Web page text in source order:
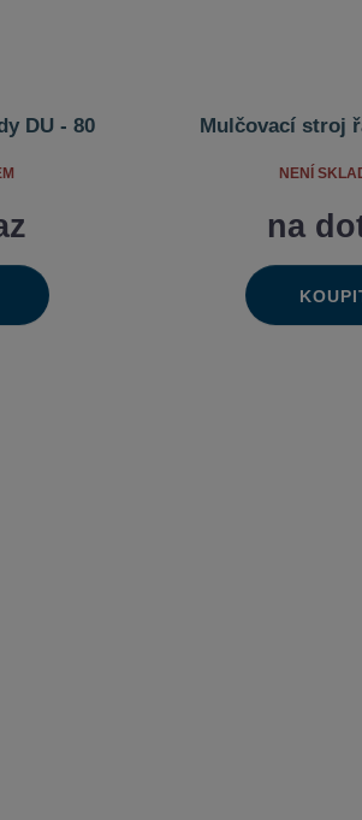
DU - 80 Mulčovací stroj
na
Ks
NENÍ